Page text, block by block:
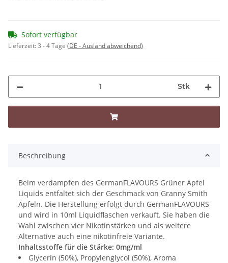
Sofort verfügbar
Lieferzeit:3 - 4 Tage (DE - Ausland abweichend)
Stk
Beschreibung
Beim verdampfen des GermanFLAVOURS Grüner Apfel
Liquids entfaltet sich der Geschmack von Granny Smith
Äpfeln. Die Herstellung erfolgt durch GermanFLAVOURS
und wird in 10ml Liquidflaschen verkauft. Sie haben die
Wahl zwischen vier Nikotinstärken und als weitere
Alternative auch eine nikotinfreie Variante.
Inhaltsstoffe für die Stärke: 0mg/ml
Glycerin (50%), Propylenglycol (50%), Aroma